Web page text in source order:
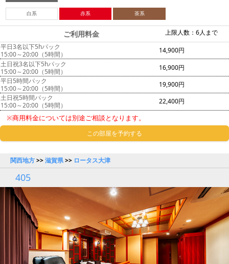
白系 赤系 茶系
上限人数：6人まで
ご利用料金
平日3名以下5hパック
15:00～20:00（5時間）
14,900円
土日祝3名以下5hパック
15:00～20:00（5時間）
16,900円
平日5時間パック
15:00～20:00（5時間）
19,900円
土日祝5時間パック
15:00～20:00（5時間）
22,400円
※商用料金については別途ご相談となります。
この部屋を予約する
関西地方>>滋賀県>> ロータス大津
405